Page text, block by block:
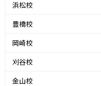
浜松校
豊橋校
岡崎校
刈谷校
金山校